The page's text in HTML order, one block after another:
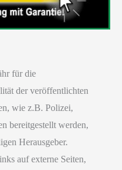
für die
der veröffentlichten
wie z.B. Polizei,
bereitgestellt werden,
Herausgeber.
auf externe Seiten,